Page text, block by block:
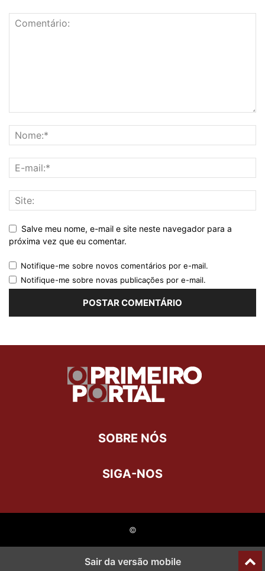
Salve meu nome, e-mail e site neste navegador para a
próxima vez que eu comentar.
Notifique-me sobre novos comentários por e-mail.
Notifique-me sobre novas publicações por e-mail.
SOBRE NÓS
SIGA-NOS
©
Sair da versão mobile